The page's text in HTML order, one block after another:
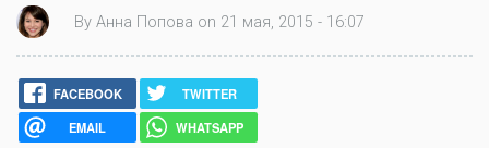
By Анна Попова on 21 мая, 2015 - 16:07
FACEBOOK
TWITTER
EMAIL
WHATSAPP